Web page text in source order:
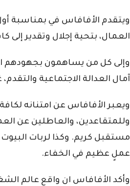
ويتقدم الأفافاس في بمناسبة
العمال، بتحية إجلال وتقدير إلى
وإلى كل من يساهمون بجهودهم
آمال العدالة الاجتماعية
ويعبر الأفافاس عن امتنانه
وللمتقاعدين، والعاطلين عن
مستقبل كريم. وكذا لربات
عملٍ عظيم في الخفاء.
وأكد الأفافاس ان واقع عالم